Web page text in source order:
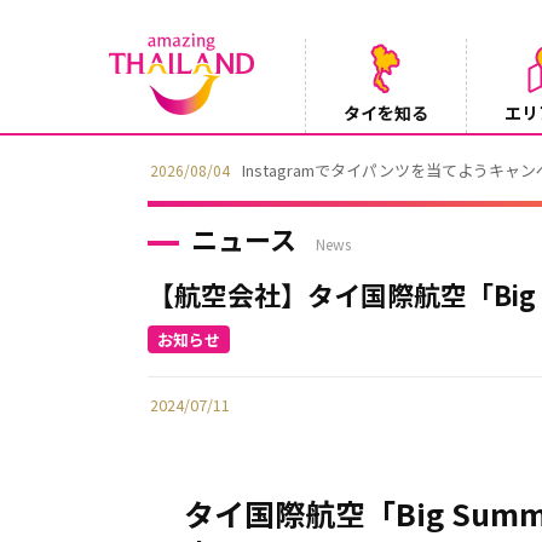
タイを知る エ
2026/08/04 Instagramでタイパンツを当てようキャン
ニュース News
【航空会社】タイ国際航空「
2024/07/11
タイ国際航空「Big